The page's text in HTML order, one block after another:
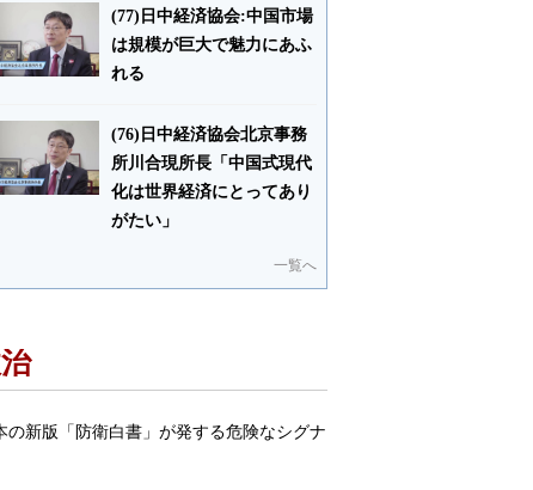
(77)日中経済協会:中国市場
は規模が巨大で魅力にあふ
れる
(76)日中経済協会北京事務
所川合現所長「中国式現代
化は世界経済にとってあり
がたい」
一覧へ
の新版「防衛白書」が発する危険なシグナ